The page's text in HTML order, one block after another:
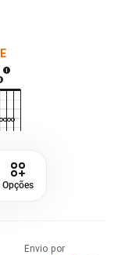
E
Opções
Envio por